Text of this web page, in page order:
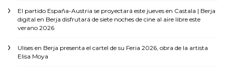
El partido España-Austria se proyectará este jueves en Castala | Berja
digital en Berja disfrutará de siete noches de cine al aire libre este
verano 2026
Ulises en Berja presenta el cartel de su Feria 2026, obra de la artista
Elisa Moya